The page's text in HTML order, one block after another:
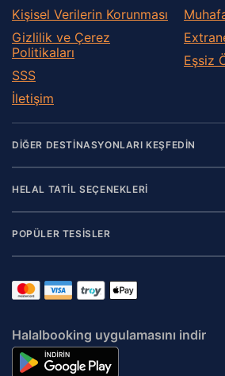
Kişisel Verilerin Korunması
Gizlilik ve Çerez
Politikaları
SSS
İletişim
Eşsiz
DİĞER DESTİNASYONLARI KEŞFEDİN
HELAL TATİL SEÇENEKLERİ
POPÜLER TESİSLER
Halalbooking uygulamasını indir